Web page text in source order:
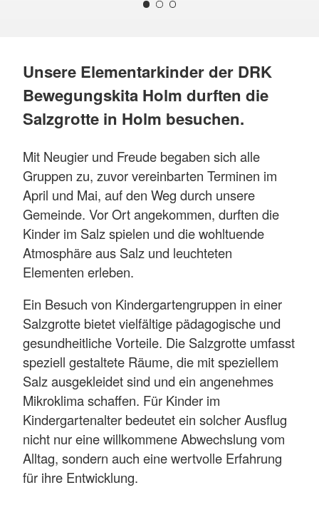
Unsere Elementarkinder der DRK
Bewegungskita Holm durften die
Salzgrotte in Holm besuchen.
Mit Neugier und Freude begaben sich alle
Gruppen zu, zuvor vereinbarten Terminen im
April und Mai, auf den Weg durch unsere
Gemeinde. Vor Ort angekommen, durften die
Kinder im Salz spielen und die wohltuende
Atmosphäre aus Salz und leuchteten
Elementen erleben.
Ein Besuch von Kindergartengruppen in einer
Salzgrotte bietet vielfältige pädagogische und
gesundheitliche Vorteile. Die Salzgrotte umfasst
speziell gestaltete Räume, die mit speziellem
Salz ausgekleidet sind und ein angenehmes
Mikroklima schaffen. Für Kinder im
Kindergartenalter bedeutet ein solcher Ausflug
nicht nur eine willkommene Abwechslung vom
Alltag, sondern auch eine wertvolle Erfahrung
für ihre Entwicklung.